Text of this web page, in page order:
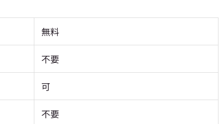
無料
不要
可
不要